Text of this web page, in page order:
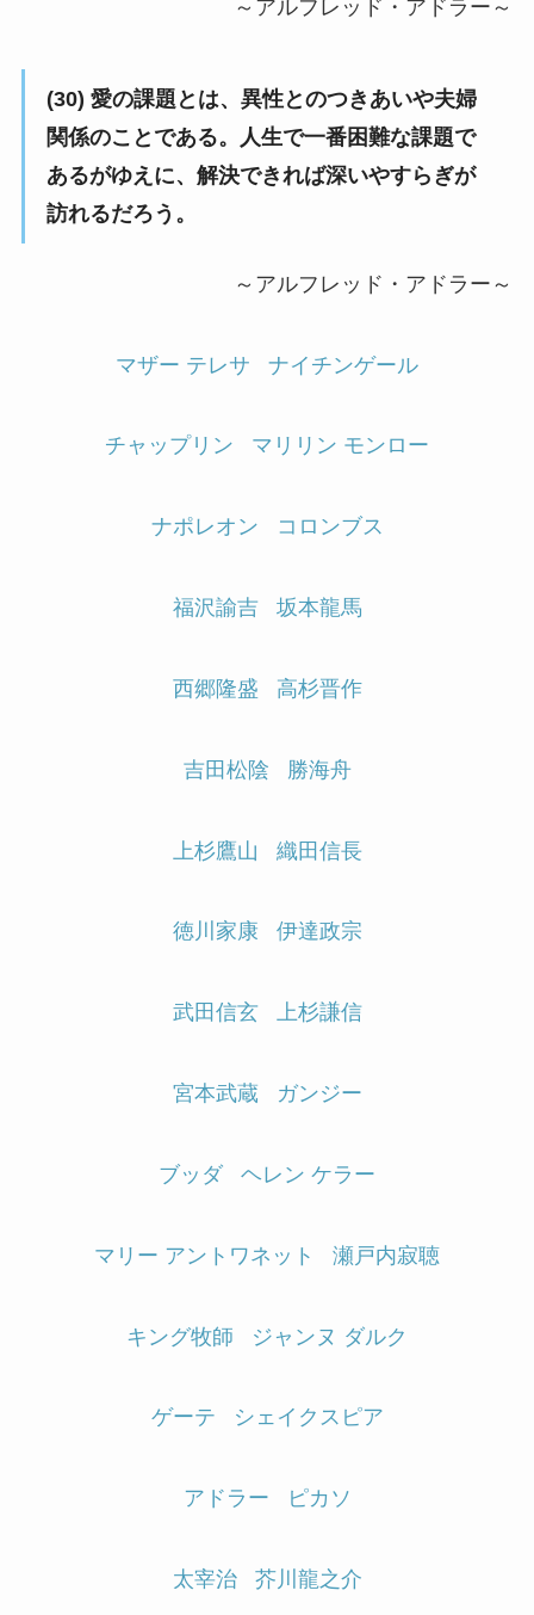
～アルフレッド・アドラー～
(30) 愛の課題とは、異性とのつきあいや夫婦
関係のことである。人生で一番困難な課題で
あるがゆえに、解決できれば深いやすらぎが
訪れるだろう。
～アルフレッド・アドラー～
マザー テレサ ナイチンゲール
チャップリン マリリン モンロー
ナポレオン コロンブス
福沢諭吉 坂本龍馬
西郷隆盛 高杉晋作
吉田松陰 勝海舟
上杉鷹山 織田信長
徳川家康 伊達政宗
武田信玄 上杉謙信
宮本武蔵 ガンジー
ブッダ ヘレン ケラー
マリー アントワネット 瀬戸内寂聴
キング牧師 ジャンヌ ダルク
ゲーテ シェイクスピア
アドラー ピカソ
太宰治 芥川龍之介